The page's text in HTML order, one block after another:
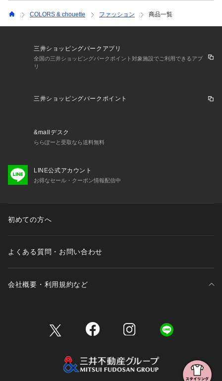
COLORS & chouette ファッション 商品一覧
三井ショッピングパークアプリ
全国の三井ショッピングパークポイント対象施設でご利用できるアプ
リ
三井ショッピングパークポイント
&mallデスク
ららぽーと受取なら送料無料
LINE公式アカウント
お得なセール・クーポン情報配信中
初めての方へ
よくある質問・お問い合わせ
会社概要・利用規約など